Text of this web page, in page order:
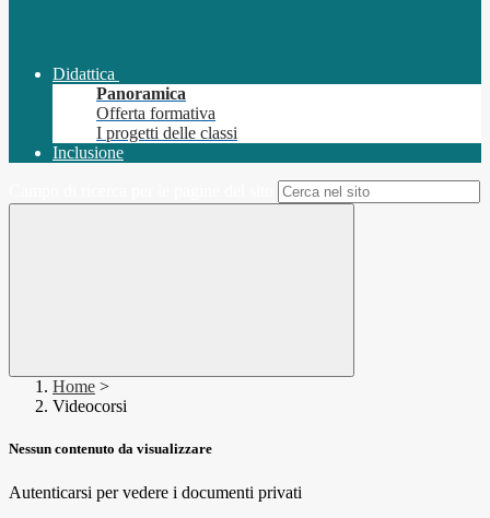
Didattica
Panoramica
Offerta formativa
I progetti delle classi
Inclusione
Home >
Videocorsi
Nessun contenuto da visualizzare
Autenticarsi per vedere i documenti privati